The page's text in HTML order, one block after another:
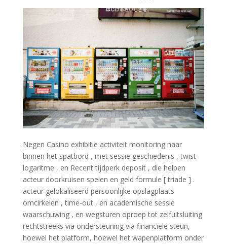
Negen Casino exhibitie activiteit monitoring naar
binnen het spatbord , met sessie geschiedenis , twist
logaritme , en Recent tijdperk deposit , die helpen
acteur doorkruisen spelen en geld formule [ triade ] .
acteur gelokaliseerd persoonlijke opslagplaats
omcirkelen , time-out , en academische sessie
waarschuwing , en wegsturen oproep tot zelfuitsluiting
rechtstreeks via ondersteuning via financiële steun,
hoewel het platform, hoewel het wapenplatform onder